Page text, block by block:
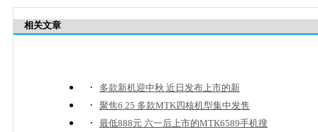
相关文章
· 多款新机迎中秋 近日发布上市的新
· 聚焦6.25 多款MTK四核机型集中发售
· 最低888元 六一后上市的MTK6589手机搜